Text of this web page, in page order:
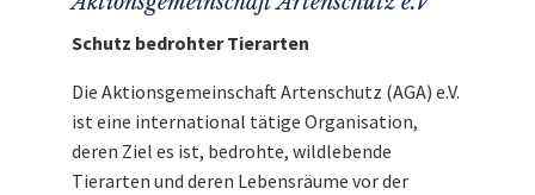
Schutz bedrohter Tierarten
Die Aktionsgemeinschaft Artenschutz (AGA) e.V.
ist eine international tätige Organisation,
deren Ziel es ist, bedrohte, wildlebende
Tierarten und deren Lebensräume vor der